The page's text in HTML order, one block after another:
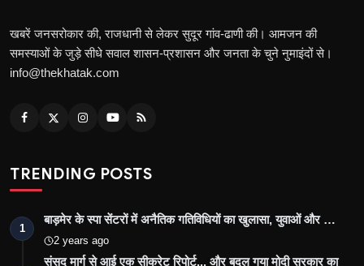
खबरें जनसरोकार की, राजधानी से लेकर सुदूर गांव-ढाणी की। आमजन की
समस्याओं के जुड़े सीधे सवाल शासन-प्रशासन और जनता के चुने नुमाइंदों से।
info@thekhatak.com
TRENDING POSTS
1
बाड़मेर के स्पा सेंटरों में अनैतिक गतिविधियों का खुलासा, युवाओं और …
2 years ago
संसद मार्ग से आई एक सीक्रेट रिपोर्ट... और बदल गया मोदी सरकार का